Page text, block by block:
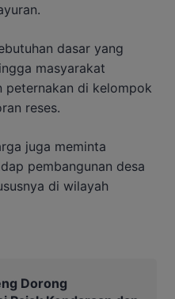
dasar yang
masyarakat
peternakan di kelompok
reses.
juga meminta
pembangunan desa
di wilayah
Dorong